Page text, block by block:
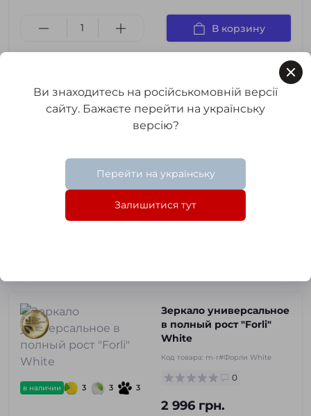
В корзину
3 3 3
Зеркало универсальное
в полный рост "Forli"
Графит Антрацит
Код товара:
2 996 грн.
в наличии 3 3 3
Зеркало универсальное
в полный рост "Forli"
White
Код товара: m-r#Форли White
0
2 996 грн.
Ви знаходитесь на російськомовній версії
сайту. Бажаєте перейти на українську
версію?
Перейти на українську
Залишитися тут